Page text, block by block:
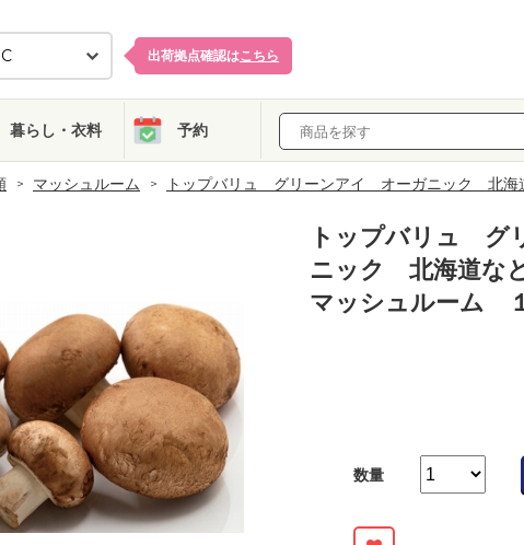
出荷拠点確認はこちら
暮らし・衣料 予約
マッシュルーム トップバリュ グリーンアイ オーガニック 北
トップバリュ グ
ニック 北海道な
マッシュルーム
数量